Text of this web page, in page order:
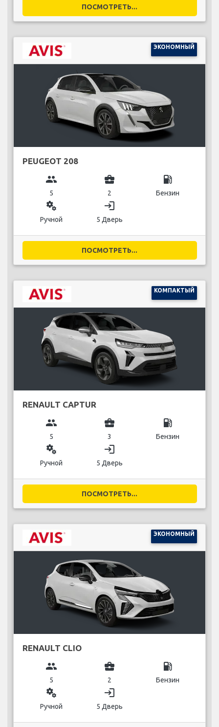
ПОСМОТРЕТЬ...
ЭКОНОМНЫЙ
PEUGEOT 208
group
5
business_center
2
local_gas_station
Бензин
miscellaneous_services
Ручной
login
5 Дверь
ПОСМОТРЕТЬ...
КОМПАКТЫЙ
RENAULT CAPTUR
group
5
business_center
3
local_gas_station
Бензин
miscellaneous_services
Ручной
login
5 Дверь
ПОСМОТРЕТЬ...
ЭКОНОМНЫЙ
RENAULT CLIO
group
5
business_center
2
local_gas_station
Бензин
miscellaneous_services
Ручной
login
5 Дверь